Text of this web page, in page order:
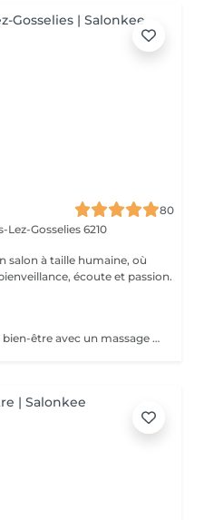
80
Lez-Gosselies 6210
salon à taille humaine, où
écoute et passion.
Offrez-vous une véritable pause bien-être avec un massage du cuir chevelu de 5 minutes, accompagné d'une musique relaxante et d'une lumière tamisée. Un instant suspendu, rien que pour vous